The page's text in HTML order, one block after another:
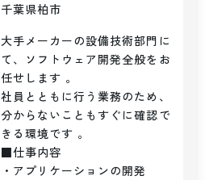
千葉県柏市
大手メーカーの設備技術部門に
て、ソフトウェア開発全般をお
任せします 。
社員とともに行う業務のため、
分からないこともすぐに確認で
きる環境です 。
■仕事内容
・アプリケーションの開発